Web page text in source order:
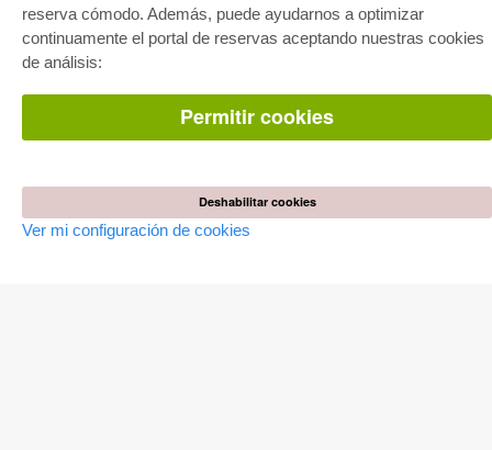
reserva cómodo. Además, puede ayudarnos a optimizar
continuamente el portal de reservas aceptando nuestras cookies
de análisis:
Permitir cookies
Deshabilitar cookies
Ver mi configuración de cookies
Paquete de especialidades
Pick & Choose
Facilitación de E-Books
Preguntas mas frequentes(FAQ)
Todos los autores
AUTOR WERDEN